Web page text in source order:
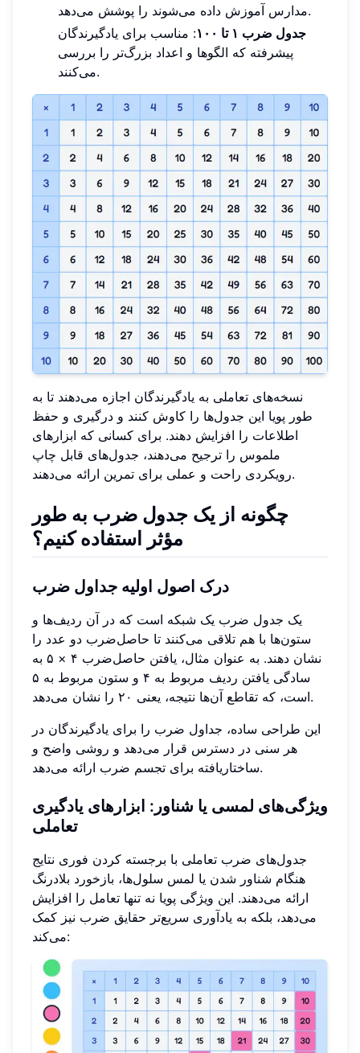
مدارس آموزش داده می‌شوند را پوشش می‌دهد.
جدول ضرب ۱ تا ۱۰۰
: مناسب برای یادگیرندگان
پیشرفته که الگوها و اعداد بزرگ‌تر را بررسی
می‌کنند.
نسخه‌های تعاملی به یادگیرندگان اجازه می‌دهند تا به
طور پویا این جدول‌ها را کاوش کنند و درگیری و حفظ
اطلاعات را افزایش دهند. برای کسانی که ابزارهای
ملموس را ترجیح می‌دهند، جدول‌های قابل چاپ
رویکردی راحت و عملی برای تمرین ارائه می‌دهند.
چگونه از یک جدول ضرب به طور
مؤثر استفاده کنیم؟
درک اصول اولیه جداول ضرب
یک جدول ضرب یک شبکه است که در آن ردیف‌ها و
ستون‌ها با هم تلاقی می‌کنند تا حاصل‌ضرب دو عدد را
نشان دهند. به عنوان مثال، یافتن حاصل‌ضرب ۴ × ۵ به
سادگی یافتن ردیف مربوط به ۴ و ستون مربوط به ۵
است، که تقاطع آن‌ها نتیجه، یعنی ۲۰ را نشان می‌دهد.
این طراحی ساده، جداول ضرب را برای یادگیرندگان در
هر سنی در دسترس قرار می‌دهد و روشی واضح و
ساختاریافته برای تجسم ضرب ارائه می‌دهد.
ویژگی‌های لمسی یا شناور: ابزارهای یادگیری
تعاملی
جدول‌های ضرب تعاملی با برجسته کردن فوری نتایج
هنگام شناور شدن یا لمس سلول‌ها، بازخورد بلادرنگ
ارائه می‌دهند. این ویژگی پویا نه تنها تعامل را افزایش
می‌دهد، بلکه به یادآوری سریع‌تر حقایق ضرب نیز کمک
می‌کند: